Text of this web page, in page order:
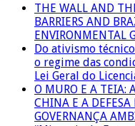
THE WALL AND
BARRIERS AND
ENVIRONMENTAL
Do ativismo
o regime das
Lei Geral do
O MURO E A TEIA:
CHINA E A DEFESA
GOVERNANÇA